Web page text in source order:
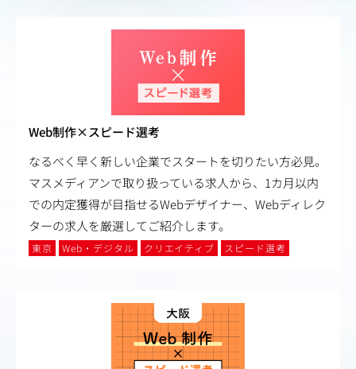
Web制作×スピード選考
なるべく早く新しい企業でスタートを切りたい方必見。
マスメディアンで取り扱っている求人から、1カ月以内
での内定獲得が目指せるWebデザイナー、Webディレク
ターの求人を厳選してご紹介します。
東京 Web・デジタル クリエイティブ スピード選考